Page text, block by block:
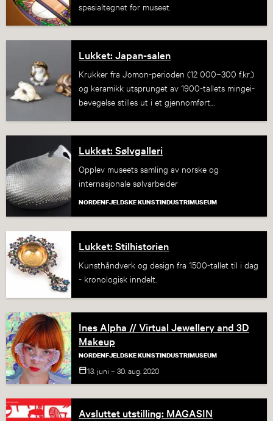
spesialtegnet for museet.
Lukket: Japan-salen
Krukker fra Jomon-perioden (12 000–300 f.kr.)
og keramikk utsprunget av 1900-tallets mingei-
bevegelse stilles ut i et gjennomført
Lukket: Sølvgalleri
Opplev museets samling av norske og
internasjonale sølvarbeider
NORDENFJELDSKE KUNSTINDUSTRIMUSEUM
Lukket: Stilhistorien
Kunsthåndverk og design fra 1500-tallet til i dag
- kronologisk inndelt.
Ines Alpha // Virtual Jewellery and 3D
Makeup
NORDENFJELDSKE KUNSTINDUSTRIMUSEUM
13. juni – 30. aug. 2020
Avsluttet utstilling: MAGASIN